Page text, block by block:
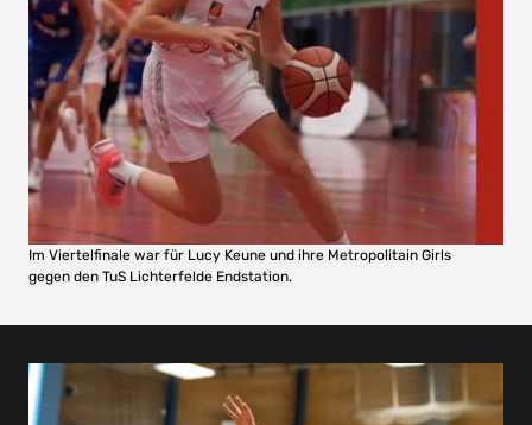
Im Viertelfinale war für Lucy Keune und ihre Metropolitain Girls
gegen den TuS Lichterfelde Endstation.